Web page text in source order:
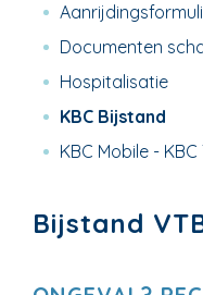
Documenten
Hospitalisatie
KBC Bijstand
KBC Mobile - KBC
Bijstand